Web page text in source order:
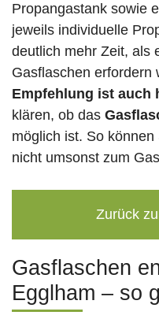
Propangastank sowie
jeweils individuelle
deutlich mehr Zeit, als
Gasflaschen erfordern
Empfehlung ist auch
klären, ob das
möglich ist. So
nicht umsonst zum
Zurück
Gasflaschen
Egglham – so